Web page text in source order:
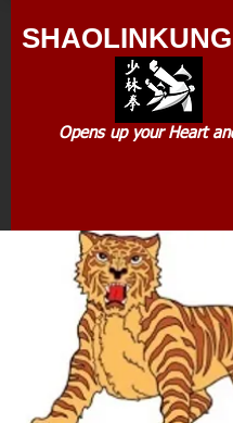
SHAOLIN
Opens up your Heart